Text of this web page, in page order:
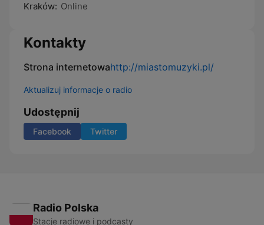
Kraków: Online
Kontakty
Strona internetowahttp://miastomuzyki.pl/
Aktualizuj informacje o radio
Udostępnij
Facebook Twitter
Radio Polska
Stacje radiowe i podcasty